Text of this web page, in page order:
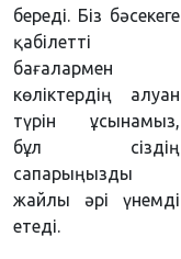
береді. Біз бәсекеге
қабілетті
бағалармен
көліктердің алуан
түрін ұсынамыз,
бұл сіздің
сапарыңызды
жайлы әрі үнемді
етеді.